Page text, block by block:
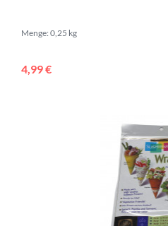
Menge: 0,25 kg
4,99 €